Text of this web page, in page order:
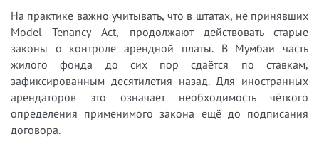
На практике важно учитывать, что в штатах, не принявших
Model Tenancy Act, продолжают действовать старые
законы о контроле арендной платы. В Мумбаи часть
жилого фонда до сих пор сдаётся по ставкам,
зафиксированным десятилетия назад. Для иностранных
арендаторов это означает необходимость чёткого
определения применимого закона ещё до подписания
договора.